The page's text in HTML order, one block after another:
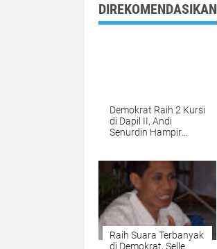
DIREKOMENDASIKAN
Demokrat Raih 2 Kursi
di Dapil II, Andi
Senurdin Hampir
Raih Suara Terbanyak
di Demokrat, Selle